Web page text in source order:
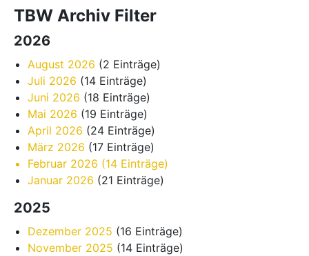
TBW Archiv Filter
2026
August 2026 (2 Einträge)
Juli 2026 (14 Einträge)
Juni 2026 (18 Einträge)
Mai 2026 (19 Einträge)
April 2026 (24 Einträge)
März 2026 (17 Einträge)
Februar 2026 (14 Einträge)
Januar 2026 (21 Einträge)
2025
Dezember 2025 (16 Einträge)
November 2025 (14 Einträge)